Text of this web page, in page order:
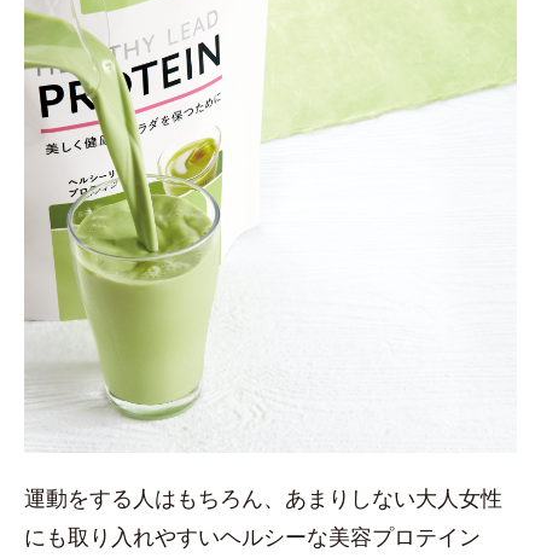
運動をする人はもちろん、あまりしない大人女性
にも取り入れやすいヘルシーな美容プロテイン